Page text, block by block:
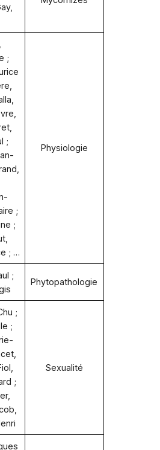
;
;
;
;
; …
Physiologie
;
Phytopathologie
;
;
;
Sexualité